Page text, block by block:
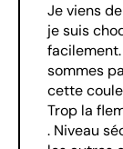
Je viens
je suis
facilement.
sommes
cette
Trop la
. Niveau